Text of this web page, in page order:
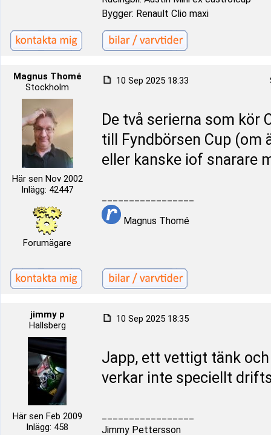
Bygger: Renault Clio maxi
Magnus Thomé
Stockholm
Här sen Nov 2002
Inlägg: 42447
Forumägare
10 Sep 2025 18:33
De två serierna som kör
till Fyndbörsen Cup (om
eller kanske iof snarare
Magnus Thomé
jimmy p
Hallsberg
Här sen Feb 2009
Inlägg: 458
10 Sep 2025 18:35
Japp, ett vettigt tänk
verkar inte speciellt
Jimmy Pettersson